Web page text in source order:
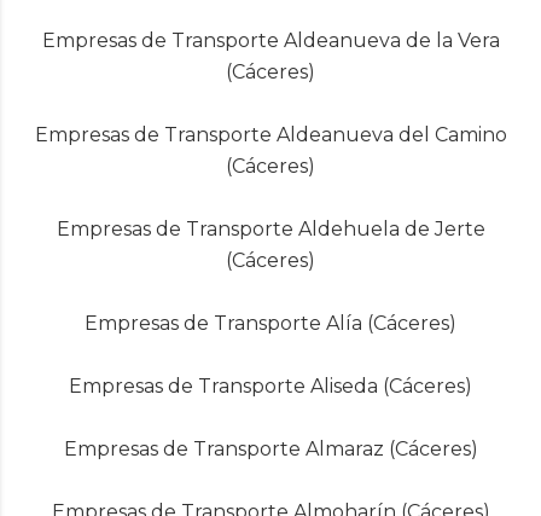
Empresas de Transporte Aldeanueva de la Vera
(Cáceres)
Empresas de Transporte Aldeanueva del Camino
(Cáceres)
Empresas de Transporte Aldehuela de Jerte
(Cáceres)
Empresas de Transporte Alía (Cáceres)
Empresas de Transporte Aliseda (Cáceres)
Empresas de Transporte Almaraz (Cáceres)
Empresas de Transporte Almoharín (Cáceres)